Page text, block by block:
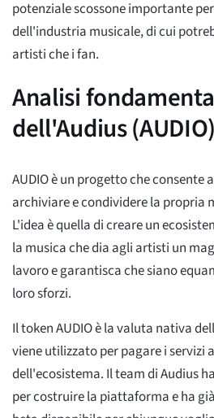
potenziale scossone importante
dell'industria musicale, di cui
artisti che i fan.
Analisi
dell'Audius
AUDIO è un progetto che consente
archiviare e condividere la propria
L'idea è quella di creare un
la musica che dia agli artisti un
lavoro e garantisca che siano
loro sforzi.
Il token AUDIO è la valuta nativa
viene utilizzato per pagare i servizi
dell'ecosistema. Il team di Audius
per costruire la piattaforma e ha